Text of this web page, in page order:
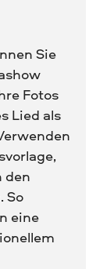
Sie
Fotos
Lied als
den
So
eine